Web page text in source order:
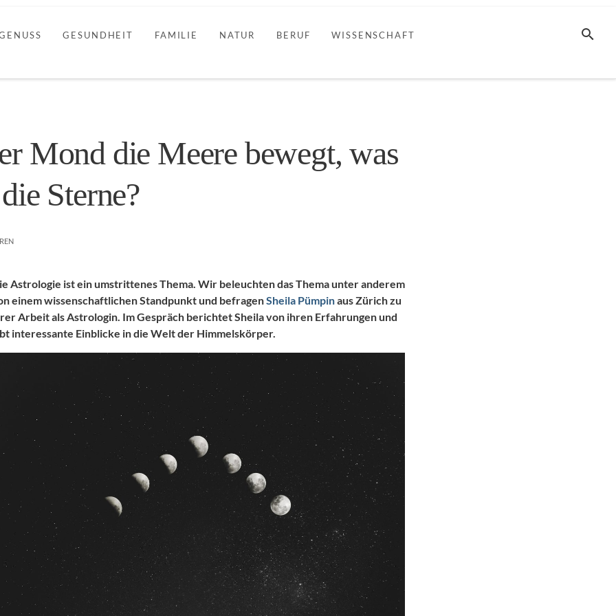
SUCHE
GESUNDHEIT FAMILIE NATUR BERUF WISSENSCHAFT
Mond die Meere bewegt, was
Sterne?
Astrologie ist ein umstrittenes Thema. Wir beleuchten das Thema unter anderem
einem wissenschaftlichen Standpunkt und befragenSheila Pümpinaus Zürich zu
Arbeit als Astrologin. Im Gespräch berichtet Sheila von ihren Erfahrungen und
interessante Einblicke in die Welt der Himmelskörper.